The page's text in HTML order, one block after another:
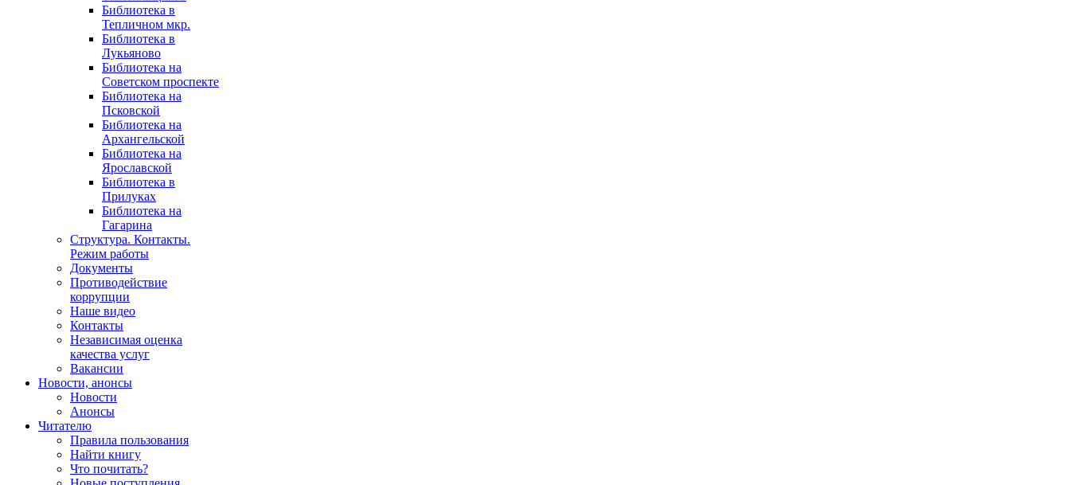
Библиотека в
Тепличном мкр.
Библиотека в
Лукьяново
Библиотека на
Советском проспекте
Библиотека на
Псковской
Библиотека на
Архангельской
Библиотека на
Ярославской
Библиотека в
Прилуках
Библиотека на
Гагарина
Структура. Контакты.
Режим работы
Документы
Противодействие
коррупции
Наше видео
Контакты
Независимая оценка
качества услуг
Вакансии
Новости, анонсы
Новости
Анонсы
Читателю
Правила пользования
Найти книгу
Что почитать?